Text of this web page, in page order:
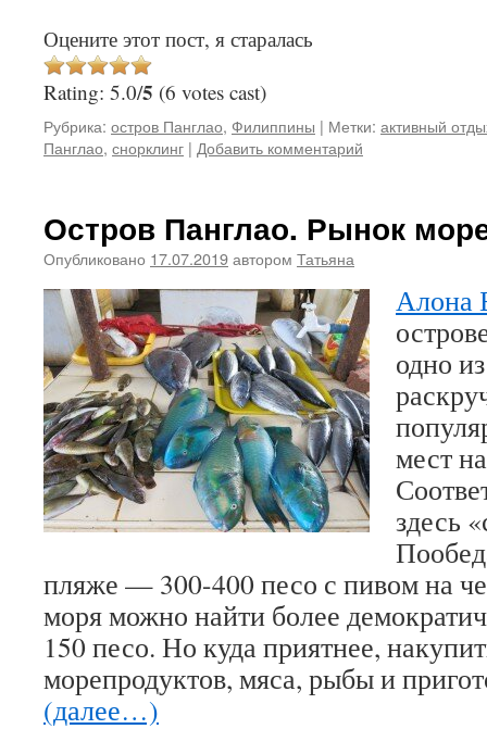
Оцените этот пост, я старалась
Rating: 5.0/5 (6 votes cast)
Рубрика: остров Панглао, Филиппины | Метки: активный
Панглао, снорклинг | Добавить комментарий
Остров Панглао. Рынок
Опубликовано 17.07.2019автором Татьяна
Алона
одно
мест
здесь
пляже — 300-400 песо с пивом на
моря можно найти более
150 песо. Но куда приятнее,
морепродуктов, мяса, рыбы и
(далее…)